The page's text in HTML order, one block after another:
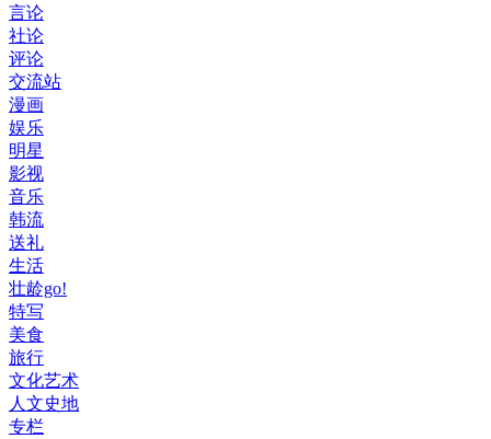
言论
社论
评论
交流站
漫画
娱乐
明星
影视
音乐
韩流
送礼
生活
壮龄go!
特写
美食
旅行
文化艺术
人文史地
专栏